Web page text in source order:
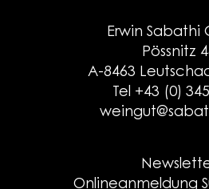
Erwin Sabathi
Pössnitz
A-8463
Tel +43 (0)
Onlineanmeldung